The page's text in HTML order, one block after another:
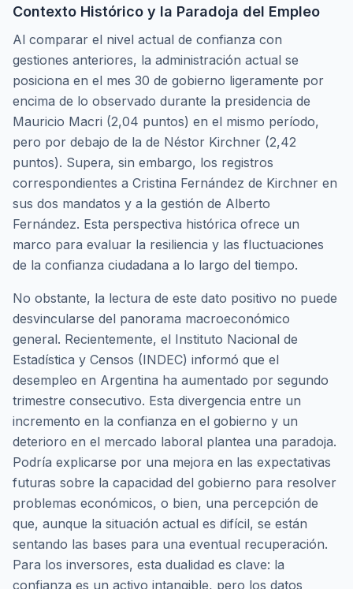
Contexto Histórico y la Paradoja del Empleo
Al comparar el nivel actual de confianza con
gestiones anteriores, la administración actual se
posiciona en el mes 30 de gobierno ligeramente por
encima de lo observado durante la presidencia de
Mauricio Macri (2,04 puntos) en el mismo período,
pero por debajo de la de Néstor Kirchner (2,42
puntos). Supera, sin embargo, los registros
correspondientes a Cristina Fernández de Kirchner en
sus dos mandatos y a la gestión de Alberto
Fernández. Esta perspectiva histórica ofrece un
marco para evaluar la resiliencia y las fluctuaciones
de la confianza ciudadana a lo largo del tiempo.
No obstante, la lectura de este dato positivo no puede
desvincularse del panorama macroeconómico
general. Recientemente, el Instituto Nacional de
Estadística y Censos (INDEC) informó que el
desempleo en Argentina ha aumentado por segundo
trimestre consecutivo. Esta divergencia entre un
incremento en la confianza en el gobierno y un
deterioro en el mercado laboral plantea una paradoja.
Podría explicarse por una mejora en las expectativas
futuras sobre la capacidad del gobierno para resolver
problemas económicos, o bien, una percepción de
que, aunque la situación actual es difícil, se están
sentando las bases para una eventual recuperación.
Para los inversores, esta dualidad es clave: la
confianza es un activo intangible, pero los datos